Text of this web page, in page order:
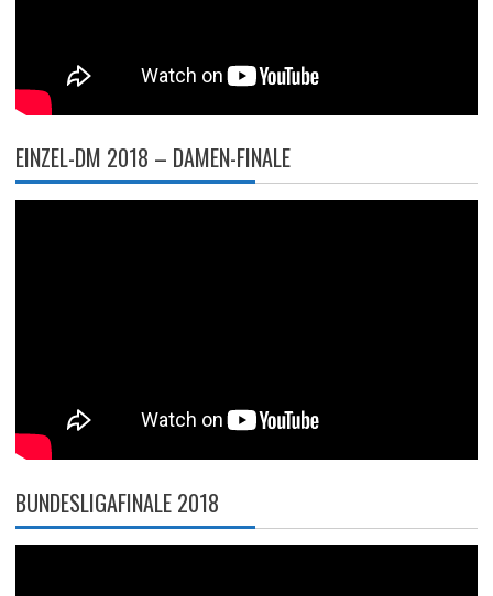
EINZEL-DM 2018 – DAMEN-FINALE
BUNDESLIGAFINALE 2018